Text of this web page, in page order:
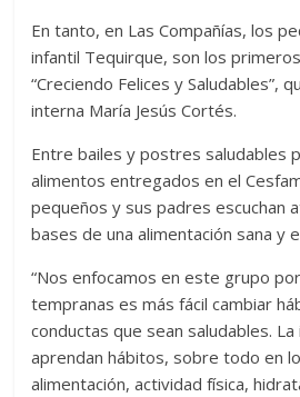
En tanto, en Las Compañías, los
infantil Tequirque, son los
“Creciendo Felices y Saludables”,
interna María Jesús Cortés.
Entre bailes y postres saludables
alimentos entregados en el
pequeños y sus padres escuchan
bases de una alimentación sana y
“Nos enfocamos en este grupo
tempranas es más fácil cambiar
conductas que sean saludables.
aprendan hábitos, sobre todo en
alimentación, actividad física,